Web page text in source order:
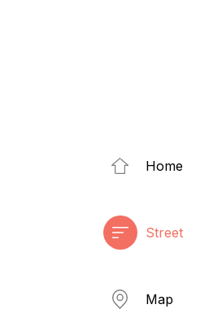
Home
Street
Map